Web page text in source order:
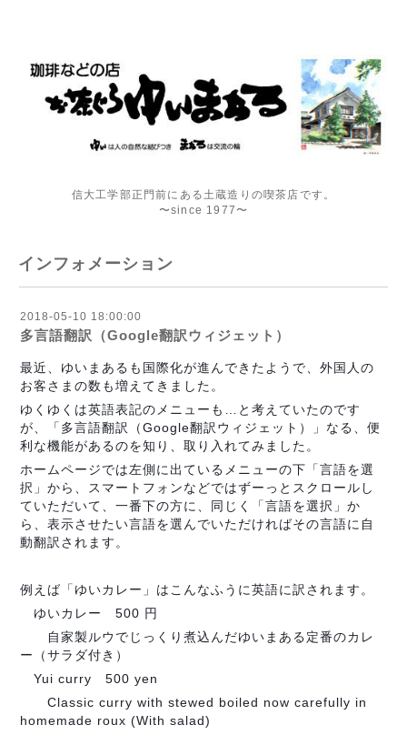
信大工学部正門前にある土蔵造りの喫茶店です。
〜since 1977〜
インフォメーション
2018-05-10 18:00:00
多言語翻訳（Google翻訳ウィジェット）
最近、ゆいまあるも国際化が進んできたようで、外国人の
お客さまの数も増えてきました。
ゆくゆくは英語表記のメニューも…と考えていたのです
が、「多言語翻訳（Google翻訳ウィジェット）」なる、便
利な機能があるのを知り、取り入れてみました。
ホームページでは左側に出ているメニューの下「言語を選
択」から、スマートフォンなどではずーっとスクロールし
ていただいて、一番下の方に、同じく「言語を選択」か
ら、表示させたい言語を選んでいただければその言語に自
動翻訳されます。
例えば「ゆいカレー」はこんなふうに英語に訳されます。
ゆいカレー 500 円
自家製ルウでじっくり煮込んだゆいまある定番のカレ
ー（サラダ付き）
Yui curry 500 yen
Classic curry with stewed boiled now carefully in
homemade roux (With salad)